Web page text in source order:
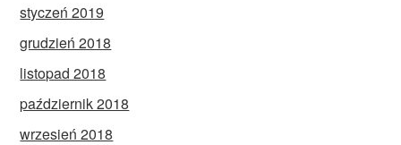
styczeń 2019
grudzień 2018
listopad 2018
październik 2018
wrzesień 2018